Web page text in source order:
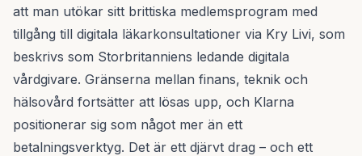
att man utökar sitt brittiska medlemsprogram med
tillgång till digitala läkarkonsultationer via Kry Livi, som
beskrivs som Storbritanniens ledande digitala
vårdgivare. Gränserna mellan finans, teknik och
hälsovård fortsätter att lösas upp, och Klarna
positionerar sig som något mer än ett
betalningsverktyg. Det är ett djärvt drag – och ett